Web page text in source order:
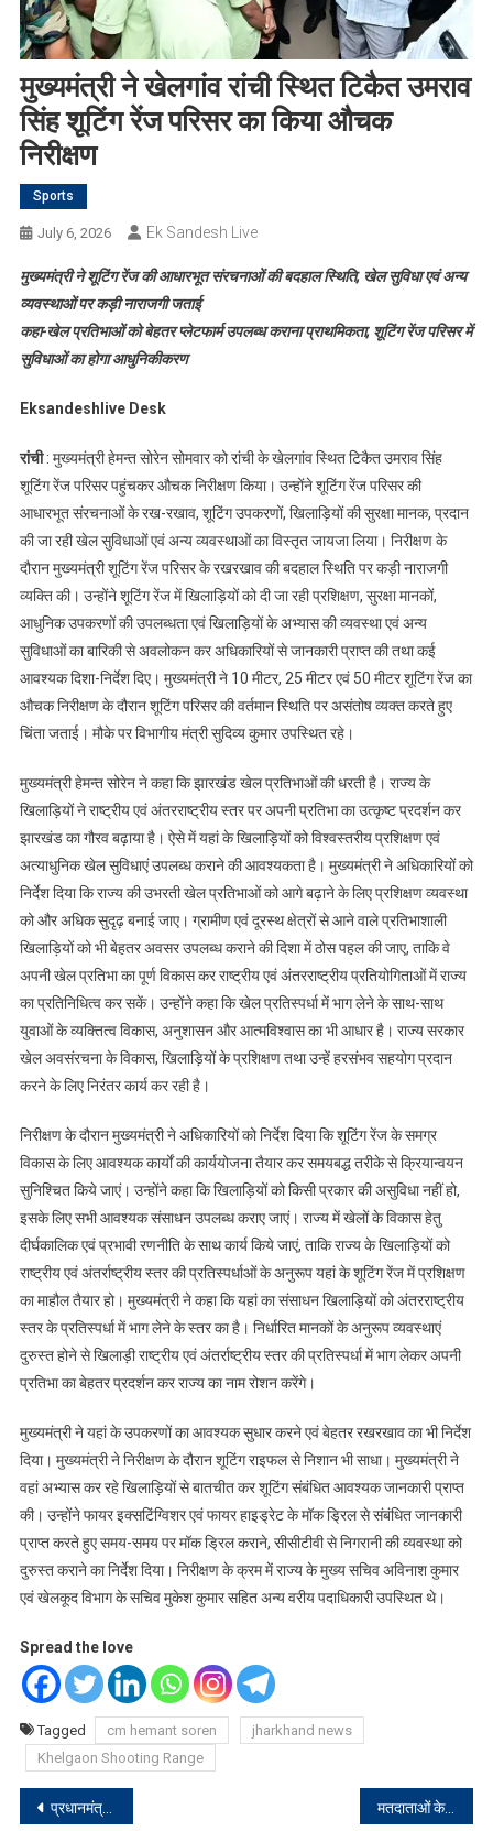
मुख्यमंत्री ने खेलगांव रांची स्थित टिकैत उमराव
सिंह शूटिंग रेंज परिसर का किया औचक
निरीक्षण
Sports
July 6, 2026 Ek Sandesh Live
मुख्यमंत्री ने शूटिंग रेंज की आधारभूत संरचनाओं की बदहाल स्थिति, खेल सुविधा एवं अन्य
व्यवस्थाओं पर कड़ी नाराजगी जताई
कहा-खेल प्रतिभाओं को बेहतर प्लेटफार्म उपलब्ध कराना प्राथमिकता, शूटिंग रेंज परिसर में
सुविधाओं का होगा आधुनिकीकरण
Eksandeshlive Desk
रांची: मुख्यमंत्री हेमन्त सोरेन सोमवार को रांची के खेलगांव स्थित टिकैत उमराव सिंह
शूटिंग रेंज परिसर पहुंचकर औचक निरीक्षण किया। उन्होंने शूटिंग रेंज परिसर की
आधारभूत संरचनाओं के रख-रखाव, शूटिंग उपकरणों, खिलाड़ियों की सुरक्षा मानक, प्रदान
की जा रही खेल सुविधाओं एवं अन्य व्यवस्थाओं का विस्तृत जायजा लिया। निरीक्षण के
दौरान मुख्यमंत्री शूटिंग रेंज परिसर के रखरखाव की बदहाल स्थिति पर कड़ी नाराजगी
व्यक्ति की। उन्होंने शूटिंग रेंज में खिलाड़ियों को दी जा रही प्रशिक्षण, सुरक्षा मानकों,
आधुनिक उपकरणों की उपलब्धता एवं खिलाड़ियों के अभ्यास की व्यवस्था एवं अन्य
सुविधाओं का बारिकी से अवलोकन कर अधिकारियों से जानकारी प्राप्त की तथा कई
आवश्यक दिशा-निर्देश दिए। मुख्यमंत्री ने 10 मीटर, 25 मीटर एवं 50 मीटर शूटिंग रेंज का
औचक निरीक्षण के दौरान शूटिंग परिसर की वर्तमान स्थिति पर असंतोष व्यक्त करते हुए
चिंता जताई। मौके पर विभागीय मंत्री सुदिव्य कुमार उपस्थित रहे।
मुख्यमंत्री हेमन्त सोरेन ने कहा कि झारखंड खेल प्रतिभाओं की धरती है। राज्य के
खिलाड़ियों ने राष्ट्रीय एवं अंतरराष्ट्रीय स्तर पर अपनी प्रतिभा का उत्कृष्ट प्रदर्शन कर
झारखंड का गौरव बढ़ाया है। ऐसे में यहां के खिलाड़ियों को विश्वस्तरीय प्रशिक्षण एवं
अत्याधुनिक खेल सुविधाएं उपलब्ध कराने की आवश्यकता है। मुख्यमंत्री ने अधिकारियों को
निर्देश दिया कि राज्य की उभरती खेल प्रतिभाओं को आगे बढ़ाने के लिए प्रशिक्षण व्यवस्था
को और अधिक सुदृढ़ बनाई जाए। ग्रामीण एवं दूरस्थ क्षेत्रों से आने वाले प्रतिभाशाली
खिलाड़ियों को भी बेहतर अवसर उपलब्ध कराने की दिशा में ठोस पहल की जाए, ताकि वे
अपनी खेल प्रतिभा का पूर्ण विकास कर राष्ट्रीय एवं अंतरराष्ट्रीय प्रतियोगिताओं में राज्य
का प्रतिनिधित्व कर सकें। उन्होंने कहा कि खेल प्रतिस्पर्धा में भाग लेने के साथ-साथ
युवाओं के व्यक्तित्व विकास, अनुशासन और आत्मविश्वास का भी आधार है। राज्य सरकार
खेल अवसंरचना के विकास, खिलाड़ियों के प्रशिक्षण तथा उन्हें हरसंभव सहयोग प्रदान
करने के लिए निरंतर कार्य कर रही है।
निरीक्षण के दौरान मुख्यमंत्री ने अधिकारियों को निर्देश दिया कि शूटिंग रेंज के समग्र
विकास के लिए आवश्यक कार्यों की कार्ययोजना तैयार कर समयबद्ध तरीके से क्रियान्वयन
सुनिश्चित किये जाएं। उन्होंने कहा कि खिलाड़ियों को किसी प्रकार की असुविधा नहीं हो,
इसके लिए सभी आवश्यक संसाधन उपलब्ध कराए जाएं। राज्य में खेलों के विकास हेतु
दीर्घकालिक एवं प्रभावी रणनीति के साथ कार्य किये जाएं, ताकि राज्य के खिलाड़ियों को
राष्ट्रीय एवं अंतर्राष्ट्रीय स्तर की प्रतिस्पर्धाओं के अनुरूप यहां के शूटिंग रेंज में प्रशिक्षण
का माहौल तैयार हो। मुख्यमंत्री ने कहा कि यहां का संसाधन खिलाड़ियों को अंतरराष्ट्रीय
स्तर के प्रतिस्पर्धा में भाग लेने के स्तर का है। निर्धारित मानकों के अनुरूप व्यवस्थाएं
दुरुस्त होने से खिलाड़ी राष्ट्रीय एवं अंतर्राष्ट्रीय स्तर की प्रतिस्पर्धा में भाग लेकर अपनी
प्रतिभा का बेहतर प्रदर्शन कर राज्य का नाम रोशन करेंगे।
मुख्यमंत्री ने यहां के उपकरणों का आवश्यक सुधार करने एवं बेहतर रखरखाव का भी निर्देश
दिया। मुख्यमंत्री ने निरीक्षण के दौरान शूटिंग राइफल से निशान भी साधा। मुख्यमंत्री ने
वहां अभ्यास कर रहे खिलाड़ियों से बातचीत कर शूटिंग संबंधित आवश्यक जानकारी प्राप्त
की। उन्होंने फायर इक्सटिंग्विशर एवं फायर हाइड्रेट के मॉक ड्रिल से संबंधित जानकारी
प्राप्त करते हुए समय-समय पर मॉक ड्रिल कराने, सीसीटीवी से निगरानी की व्यवस्था को
दुरुस्त कराने का निर्देश दिया। निरीक्षण के क्रम में राज्य के मुख्य सचिव अविनाश कुमार
एवं खेलकूद विभाग के सचिव मुकेश कुमार सहित अन्य वरीय पदाधिकारी उपस्थित थे।
Spread the love
Tagged cm hemant soren
jharkhand news
Khelgaon Shooting Range
Post
प्रधानमंत्री पहुंचे इंडोनेशिया, हवाई अड्डे पर राष्ट्रपति प्रबोवो सुबियांतो ने किया स्वागत मतदाताओं के इन्यूमरेशन फॉर्म भरने में बीएलओ के साथ बीएलए 2 भी निभा रहे अहम भूमिका, 7 दिन में लगभग 1 करोड़ मतदाताओं तक पहुंचा गणना प्रपत्र